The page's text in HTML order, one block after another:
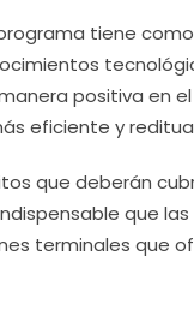
tiene
positiva en
eficiente y
que deberán
que
terminales que